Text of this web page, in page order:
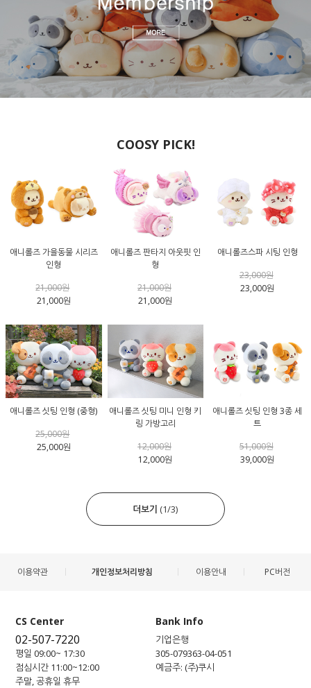
COOSY PICK!
애니롤즈 가을동물 시리즈
인형
21,000원
21,000원
애니롤즈 판타지 아웃핏 인
형
21,000원
21,000원
애니롤즈스파 시팅 인형
23,000원
23,000원
애니롤즈 싯팅 인형 (중형)
25,000원
25,000원
애니롤즈 싯팅 미니 인형 키
링 가방고리
12,000원
12,000원
애니롤즈 싯팅 인형 3종 세
트
51,000원
39,000원
더보기 (1/3)
이용약관 개인정보처리방침 이용안내 PC버전
CS Center
02-507-7220
평일 09:00~ 17:30
점심시간 11:00~12:00
주말, 공휴일 휴무
Bank Info
기업은행
305-079363-04-051
예금주: (주)쿠시